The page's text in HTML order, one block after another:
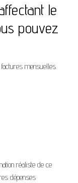
le
pouvez
mensuelles
réaliste de ce
dépenses